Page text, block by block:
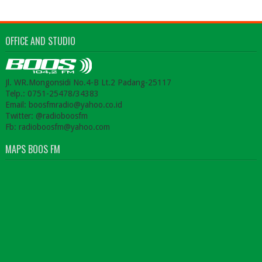
OFFICE AND STUDIO
Jl. WR.Mongonsidi No.4-B Lt.2 Padang-25117
Telp.: 0751-25478/34383
Email: boosfmradio@yahoo.co.id
Twitter: @radioboosfm
Fb: radioboosfm@yahoo.com
MAPS BOOS FM